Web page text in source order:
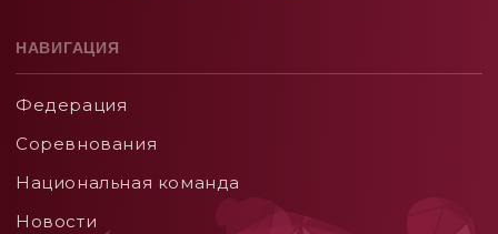
НАВИГАЦИЯ
Федерация
Соревнования
Национальная команда
Новости